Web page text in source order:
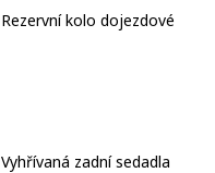
Rezervní kolo dojezdové
Vyhřívaná zadní sedadla